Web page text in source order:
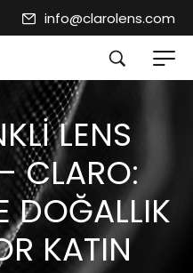
info@clarolens.com
LENS
CLARO:
DOĞALLIK
KATIN